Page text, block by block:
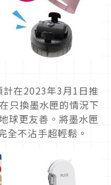
在2023年3月1日推
只換墨水匣的情況下
球更友善。將墨水匣
全不沾手超輕鬆。